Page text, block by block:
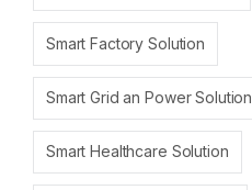
Smart Factory Solution
Smart Grid an Power Solution
Smart Healthcare Solution